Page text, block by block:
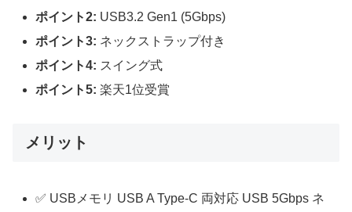
ポイント2: USB3.2 Gen1 (5Gbps)
ポイント3: ネックストラップ付き
ポイント4: スイング式
ポイント5: 楽天1位受賞
メリット
✅ USBメモリ USB A Type-C 両対応 USB 5Gbps ネ